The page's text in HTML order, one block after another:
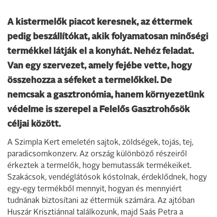
A kistermelők piacot keresnek, az éttermek
pedig beszállítókat, akik folyamatosan minőségi
termékkel látják el a konyhát. Nehéz feladat.
Van egy szervezet, amely fejébe vette, hogy
összehozza a séfeket a termelőkkel. De
nemcsak a gasztronómia, hanem környezetünk
védelme is szerepel a Felelős Gasztrohősök
céljai között.
A Szimpla Kert emeletén sajtok, zöldségek, tojás, tej,
paradicsomkonzerv. Az ország különböző részeiről
érkeztek a termelők, hogy bemutassák termékeiket.
Szakácsok, vendéglátósok kóstolnak, érdeklődnek, hogy
egy-egy termékből mennyit, hogyan és mennyiért
tudnának biztosítani az éttermük számára. Az ajtóban
Huszár Krisztiánnal találkozunk, majd Saás Petra a